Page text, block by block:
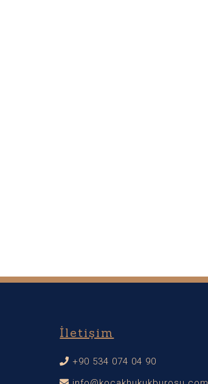
İletişim
+90 534 074 04 90